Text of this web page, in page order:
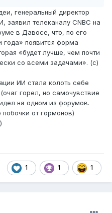
)
напрягаться (для
генеральный директор
заявил телеканалу CNBC на
в Давосе, что, по его
появится форма
«будет лучше, чем почти
со всеми задачами». (c)
ИИ стала колоть себе
горел, но самочувствие
на одном из форумов.
от гормонов)
1 1 1